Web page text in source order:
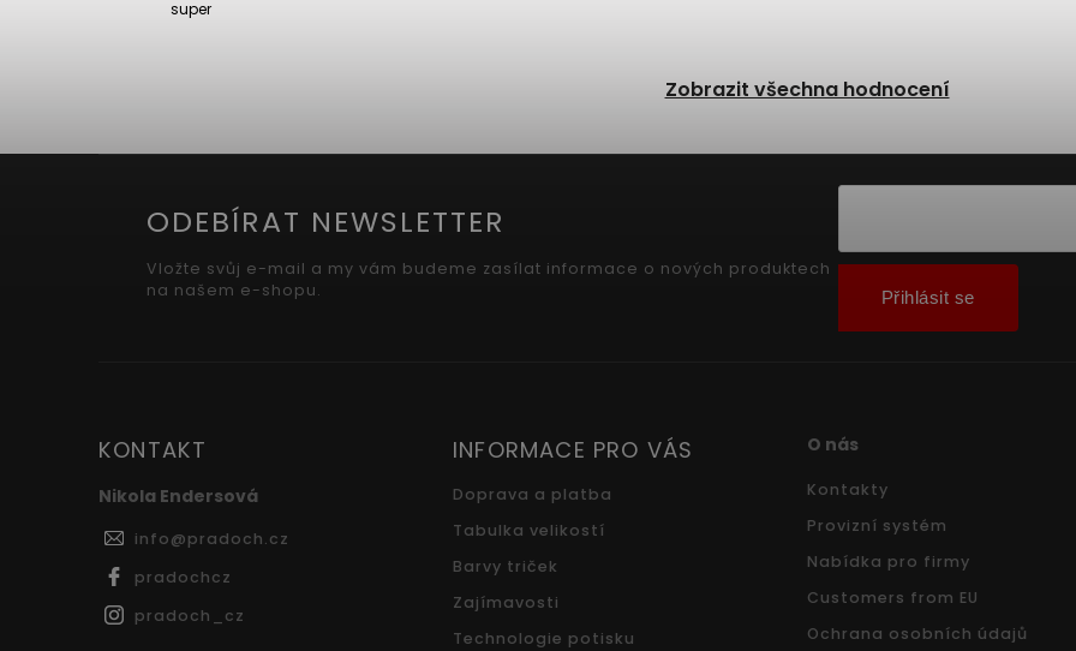
super
Zobrazit všechna hodnocení
ODEBÍRAT NEWSLETTER
Vložte svůj e-mail a my vám budeme zasílat informace o nových produktech
na našem e-shopu.
Přihlásit se
KONTAKT
Nikola Endersová
info@pradoch.cz
pradochcz
pradoch_cz
INFORMACE PRO VÁS
Doprava a platba
Tabulka velikostí
Barvy triček
Zajímavosti
Technologie potisku
O nás
Kontakty
Provizní systém
Nabídka pro firmy
Customers from EU
Ochrana osobních údajů